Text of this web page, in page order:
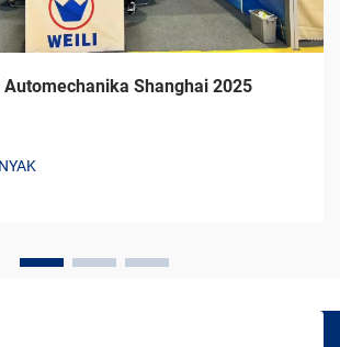
Automechanika Shanghai 2025